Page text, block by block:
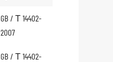
GB / Τ 14402-
2007
GB / Τ 14402-